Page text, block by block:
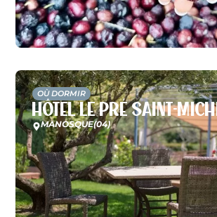
OÙ DORMIR
Hôtel Le Pré Saint-
MANOSQUE(04)